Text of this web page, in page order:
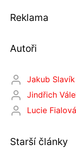
Reklama
Autoři
Jakub Slavík
Jindřich
Lucie Fialová
Starší články